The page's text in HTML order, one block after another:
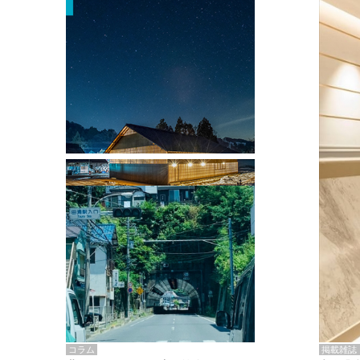
掲載雑誌
掲載雑誌・書籍
『街歩き研修「アールデコとモダニズ
ム、和風バロック」』のレポート記事が
掲載
コラム